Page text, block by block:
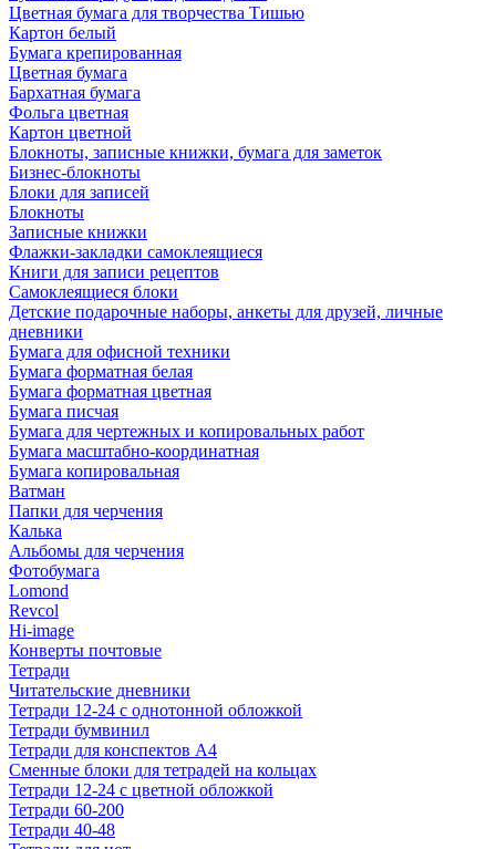
Цветная бумага для творчества Тишью
Картон белый
Бумага крепированная
Цветная бумага
Бархатная бумага
Фольга цветная
Картон цветной
Блокноты, записные книжки, бумага для заметок
Бизнес-блокноты
Блоки для записей
Блокноты
Записные книжки
Флажки-закладки самоклеящиеся
Книги для записи рецептов
Самоклеящиеся блоки
Детские подарочные наборы, анкеты для друзей, личные
дневники
Бумага для офисной техники
Бумага форматная белая
Бумага форматная цветная
Бумага писчая
Бумага для чертежных и копировальных работ
Бумага масштабно-координатная
Бумага копировальная
Ватман
Папки для черчения
Калька
Альбомы для черчения
Фотобумага
Lomond
Revcol
Hi-image
Конверты почтовые
Тетради
Читательские дневники
Тетради 12-24 с однотонной обложкой
Тетради бумвинил
Тетради для конспектов А4
Сменные блоки для тетрадей на кольцах
Тетради 12-24 с цветной обложкой
Тетради 60-200
Тетради 40-48